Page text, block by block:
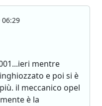
mentre
e poi si è
il meccanico opel
è la